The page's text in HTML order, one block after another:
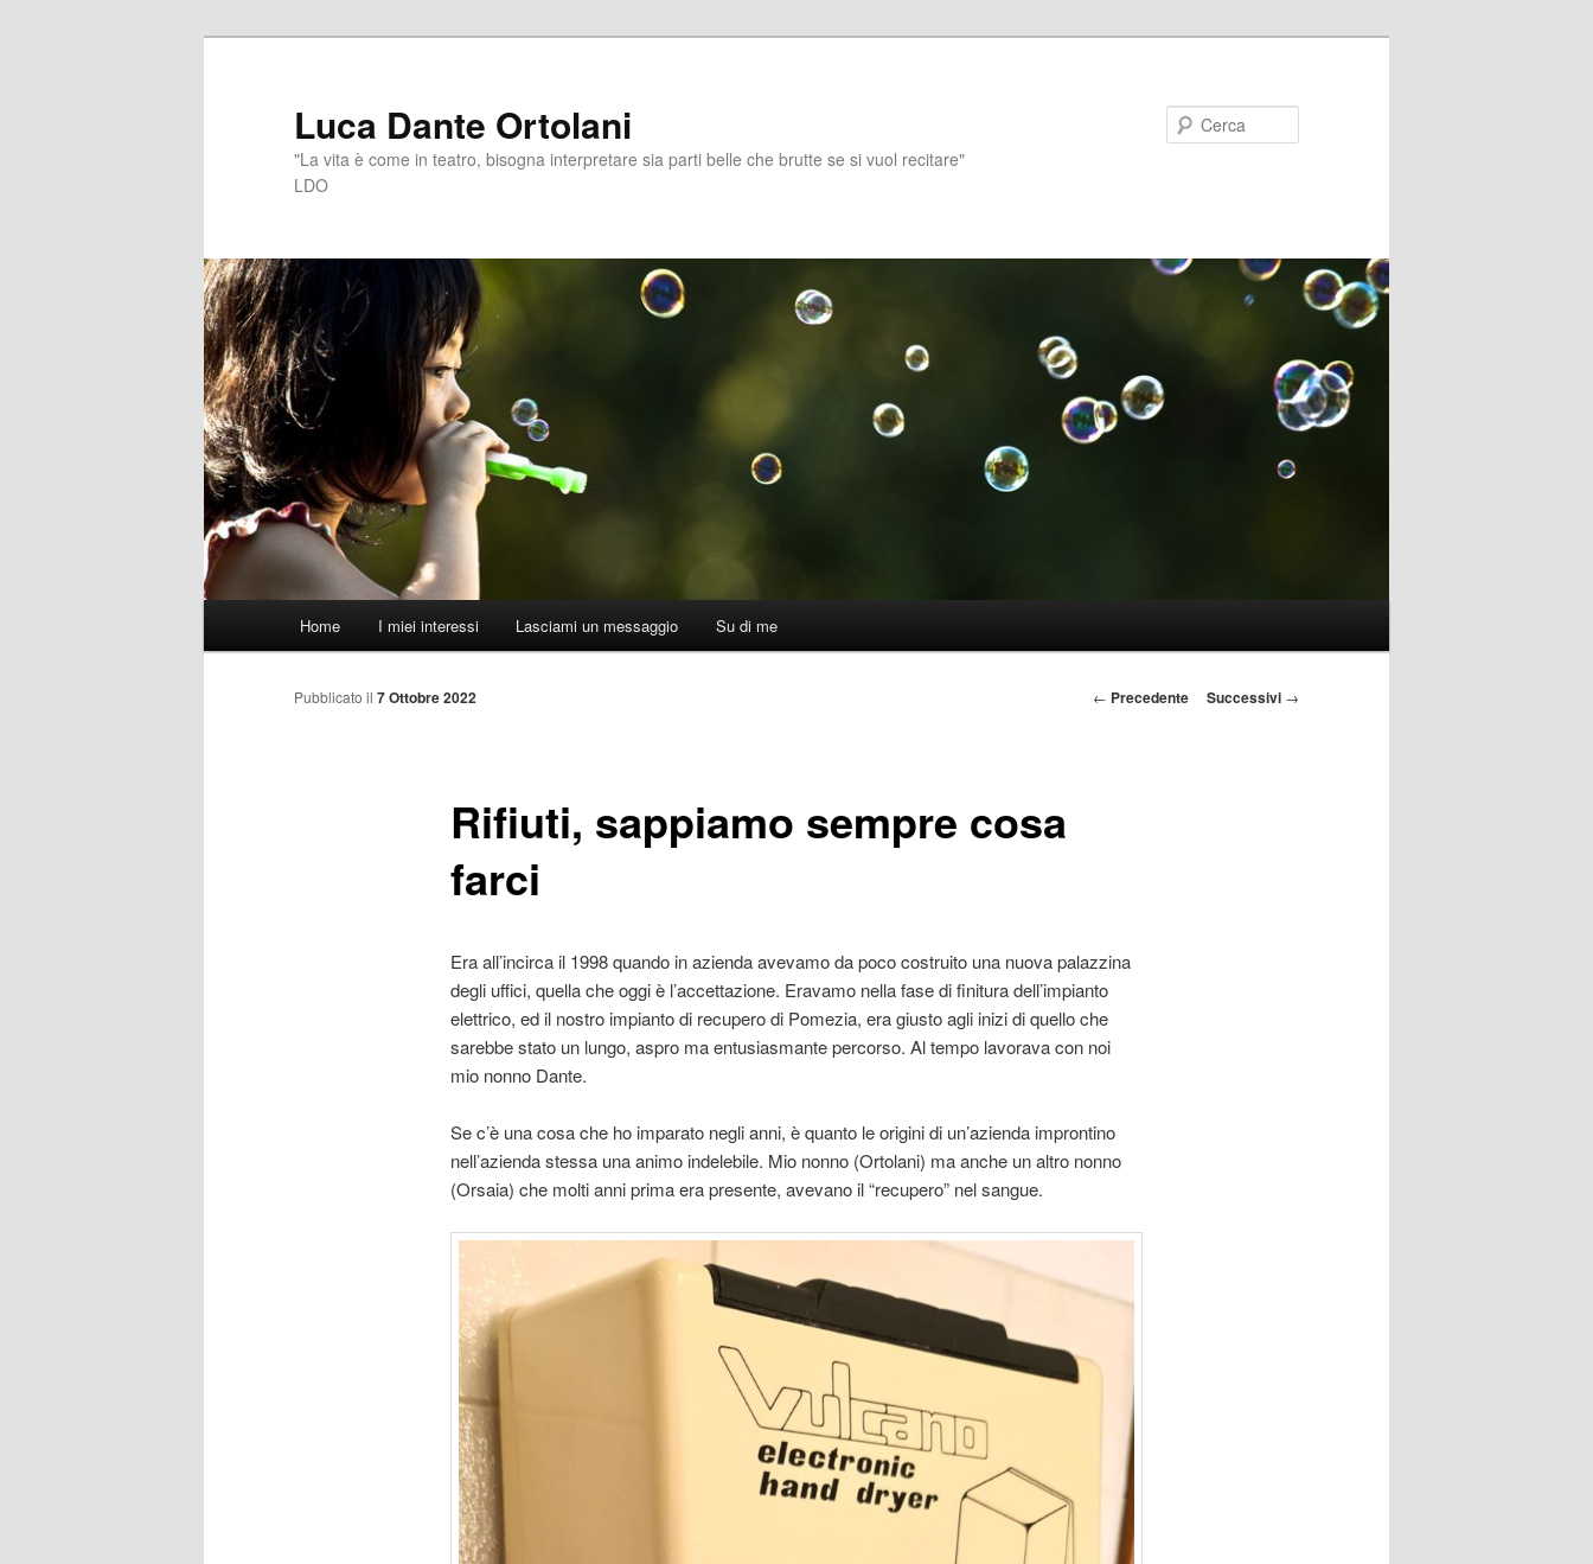
Luca Dante Ortolani
"La vita è come in teatro, bisogna interpretare sia parti belle che brutte se si vuol recitare"
LDO
Home I miei interessi Lasciami un messaggio Su di me
Navigazione
← Precedente Successivi →
Rifiuti, sappiamo sempre cosa
farci
Pubblicato il 7 Ottobre 2022
Era all’incirca il 1998 quando in azienda avevamo da poco costruito una nuova palazzina
degli uffici, quella che oggi è l’accettazione. Eravamo nella fase di finitura dell’impianto
elettrico, ed il nostro impianto di recupero di Pomezia, era giusto agli inizi di quello che
sarebbe stato un lungo, aspro ma entusiasmante percorso. Al tempo lavorava con noi
mio nonno Dante.
Se c’è una cosa che ho imparato negli anni, è quanto le origini di un’azienda improntino
nell’aziendastessa una animo indelebile. Mio nonno (Ortolani) ma anche un altro nonno
(Orsaia) che molti anni prima era presente, avevano il “recupero” nel sangue.